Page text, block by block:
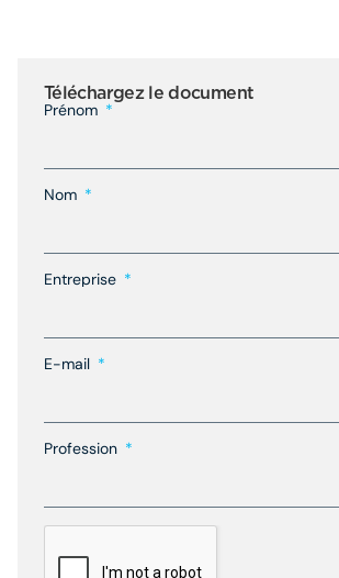
Téléchargez le document
Prénom
Nom
Entreprise
E-mail
Profession